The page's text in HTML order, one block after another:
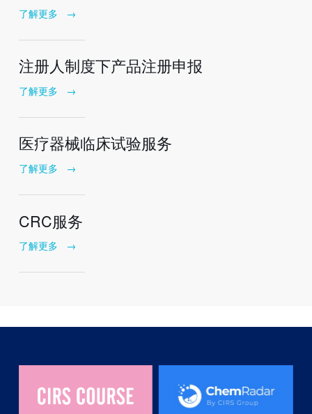
了解更多 →
注册人制度下产品注册申报
了解更多 →
医疗器械临床试验服务
了解更多 →
CRC服务
了解更多 →